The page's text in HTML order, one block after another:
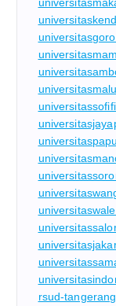
rsud-